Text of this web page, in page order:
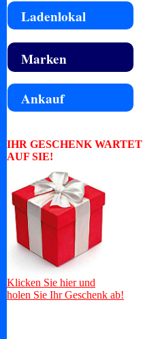
Ladenlokal
Marken
Ankauf
IHR GESCHENK WARTET
AUF SIE!
Klicken Sie hier und
holen Sie Ihr Geschenk ab!